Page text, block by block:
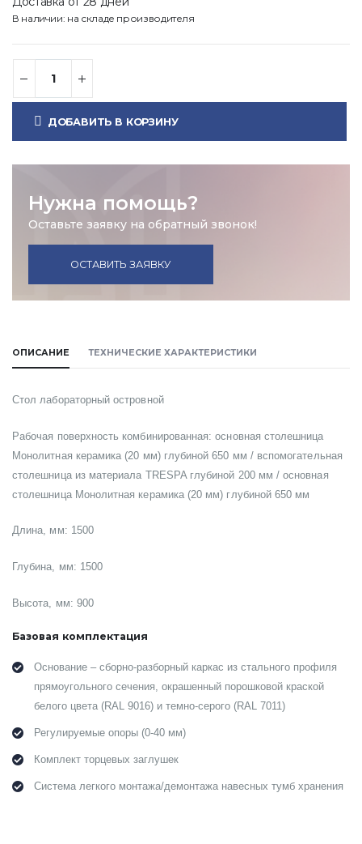
В наличии: на складе производителя
ДОБАВИТЬ В КОРЗИНУ
Нужна помощь?
Оставьте заявку на обратный звонок!
ОСТАВИТЬ ЗАЯВКУ
ОПИСАНИЕ ТЕХНИЧЕСКИЕ ХАРАКТЕРИСТИКИ
Стол лабораторный островной
Рабочая поверхность комбинированная: основная столешница
Монолитная керамика (20 мм) глубиной 650 мм / вспомогательная
столешница из материала TRESPA глубиной 200 мм / основная
столешница Монолитная керамика (20 мм) глубиной 650 мм
Длина, мм: 1500
Глубина, мм: 1500
Высота, мм: 900
Базовая комплектация
Основание – сборно-разборный каркас из стального профиля
прямоугольного сечения, окрашенный порошковой краской
белого цвета (RAL 9016) и темно-серого (RAL 7011)
Регулируемые опоры (0-40 мм)
Комплект торцевых заглушек
Система легкого монтажа/демонтажа навесных тумб хранения